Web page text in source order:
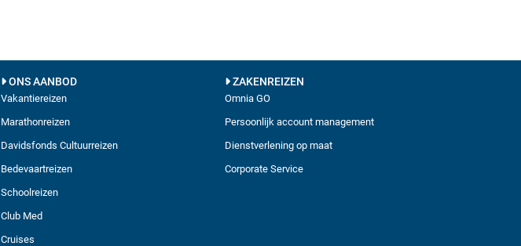
ONS AANBOD
Vakantiereizen
Marathonreizen
Davidsfonds Cultuurreizen
Bedevaartreizen
Schoolreizen
Club Med
Cruises
ZAKENREIZEN
Omnia GO
Persoonlijk account management
Dienstverlening op maat
Corporate Service